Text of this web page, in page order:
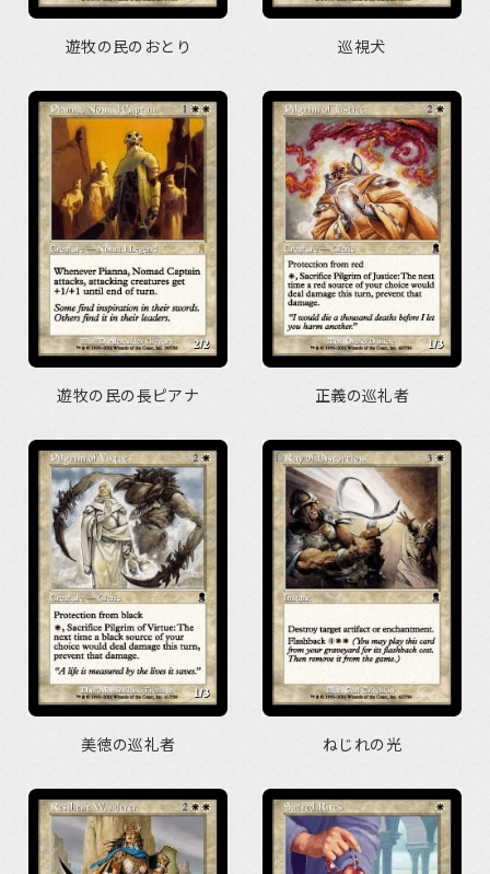
遊牧の民のおとり 巡視犬
遊牧の民の長ピアナ 正義の巡礼者
美徳の巡礼者 ねじれの光